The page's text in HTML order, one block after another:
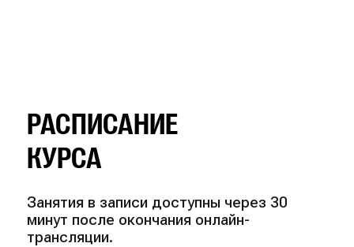
РАСПИСАНИЕ
КУРСА
Занятия в записи доступны через 30
минут после окончания онлайн-
трансляции.